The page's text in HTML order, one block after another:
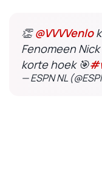
👏@VVVVenlo
Fenomeen
korte hoek 🎯
— ESPN NL